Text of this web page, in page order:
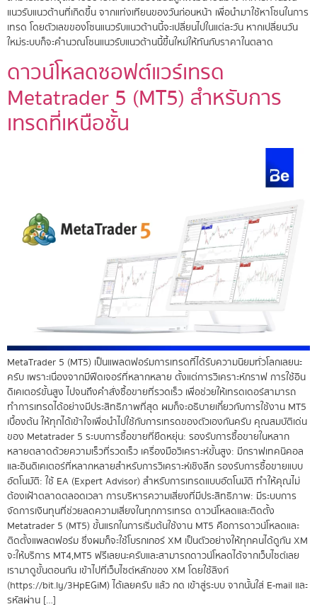
แนวรับแนวต้านที่เกิดขึ้น จากแท่งเทียนของวันก่อนหน้า เพื่อนำมาใช้หาโซนในการ
เทรด โดยตัวเลขของโซนแนวรับแนวต้านนี้จะเปลี่ยนไปในแต่ละวัน หากเปลี่ยนวัน
ใหม่ระบบก็จะคำนวณโซนแนวรับแนวต้านนี้ขึ้นใหม่ให้ทันกับราคาในตลาด
ดาวน์โหลดซอฟต์แวร์เทรด
Metatrader 5 (MT5) สำหรับการ
เทรดที่เหนือชั้น
MetaTrader 5 (MT5) เป็นแพลตฟอร์มการเทรดที่ได้รับความนิยมทั่วโลกเลยนะ
ครับ เพราะเนื่องจากมีฟีดเจอร์ที่หลากหลาย ตั้งแต่การวิเคราะห์กราฟ การใช้อิน
ดิเคเตอร์ขั้นสูง ไปจนถึงคำสั่งซื้อขายที่รวดเร็ว เพื่อช่วยให้เทรดเดอร์สามารถ
ทำการเทรดได้อย่างมีประสิทธิภาพที่สุด ผมก็จะอธิบายเกี๋ยวกับการใช้งาน MT5
เบื้องต้น ให้ทุกได้เข้าใจเพื่อนำไปใช้กับการเทรดของตัวเองกันครับ คุณสมบัติเด่น
ของ Metatrader 5 ระบบการซื้อขายที่ยืดหยุ่น: รองรับการซื้อขายในหลาก
หลายตลาดด้วยความเร็วที่รวดเร็ว เครื่องมือวิเคราะห์ขั้นสูง: มีกราฟเทคนิคอล
และอินดิเคเตอร์ที่หลากหลายสำหรับการวิเคราะห์เชิงลึก รองรับการซื้อขายแบบ
อัตโนมัติ: ใช้ EA (Expert Advisor) สำหรับการเทรดแบบอัตโนมัติ ทำให้คุณไม่
ต้องเฝ้าตลาดตลอดเวลา การบริหารความเสี่ยงที่มีประสิทธิภาพ: มีระบบการ
จัดการเงินทุนที่ช่วยลดความเสี่ยงในทุกการเทรด ดาวน์โหลดและติดตั้ง
Metatrader 5 (MT5) ขั้นแรกในการเริ่มต้นใช้งาน MT5 คือการดาวน์โหลดและ
ติดตั้งแพลตฟอร์ม ซึ่งผมก็จะใช้โบรกเกอร์ XM เป็นตัวอย่างให้ทุกคนได้ดูกัน XM
จะให้บริการ MT4,MT5 ฟรีเลยนะครับและสามารถดาวน์โหลดได้จากเว็บไซต์เลย
เรามาดูขั้นตอนกัน เข้าไปที่เว็บไซต์หลักของ XM โดยใช้ลิงก์
(https://bit.ly/3HpEGiM) ได้เลยครับ แล้ว กด เข้าสู่ระบบ จากนั้นใส่ E-mail และ
รหัสผ่าน […]